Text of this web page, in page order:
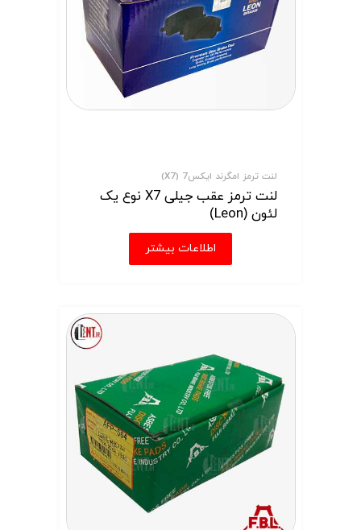
لنت ترمز امگرند ایکس7 (X7)
لنت ترمز عقب جیلی X7 نوع یک
لئون (Leon)
اطلاعات بیشتر